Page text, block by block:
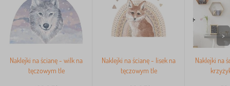
Naklejki na ścianę - wilk na
tęczowym tle
Naklejki na ścianę - lisek na
tęczowym tle
Naklejki na
>